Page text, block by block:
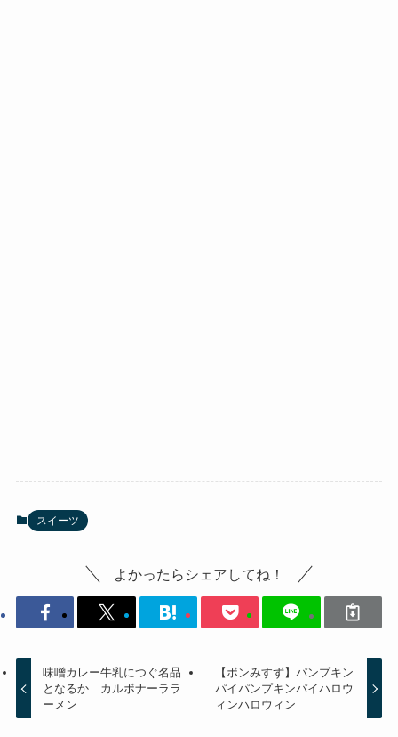
スイーツ
よかったらシェアしてね！
味噌カレー牛乳につぐ名品
となるか…カルボナーララ
ーメン
【ボンみすず】パンプキン
パイパンプキンパイハロウ
ィンハロウィン